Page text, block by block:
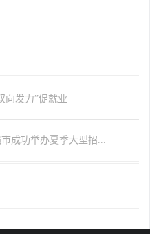
向发力”促就业
成功举办夏季大型招...